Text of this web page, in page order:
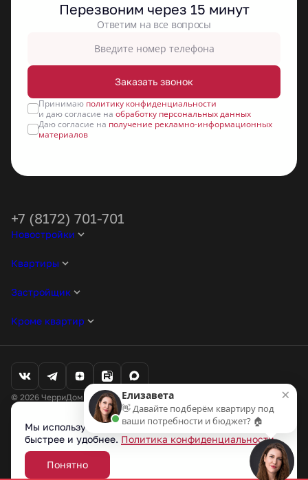
Перезвоним через 15 минут
Ответим на все вопросы
Заказать звонок
Принимаю политику конфиденциальности
и даю согласие на обработку персональных данных
Даю согласие на получение рекламно-информационных
материалов
Новостройки
Квартиры
Застройщик
Кроме квартир
+7 (8172) 701-701
© 2026 ЧерриДом. Все права защищены
Любая информация, представленная на данном сайте, носит
исключительно информационный характер и ни при каких условиях
не является публичной офертой, определяемой положениями статьи
437 ГК РФ.
Проектные декларации на наш.дом.рф
Разработано
×
Елизавета
👋 Давайте подберём квартиру под
ваши потребности и бюджет? 🏠
Мы используем cookie-файлы, чтобы сайт работал
быстрее и удобнее. Политика конфиденциальности
Понятно